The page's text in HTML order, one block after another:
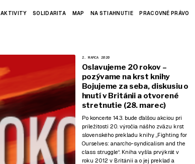
AKTIVITY SOLIDARITA MAP NA STIAHNUTIE PRACOVNÉ PRÁVO
2. MARCA 2020
Oslavujeme 20 rokov –
pozývame na krst knihy
Bojujeme za seba, diskusiu o
hnutí v Británii a otvorené
stretnutie (28. marec)
Po koncerte 14.3.bude ďalšou akciou pri
príležitosti 20. výročia nášho zväzu krst
slovenského prekladu knihy „Fighting for
Ourselves: anarcho-syndicalism and the
class struggle“. Kniha vyšla prvýkrát v
roku 2012 v Británii a o jej preklad a